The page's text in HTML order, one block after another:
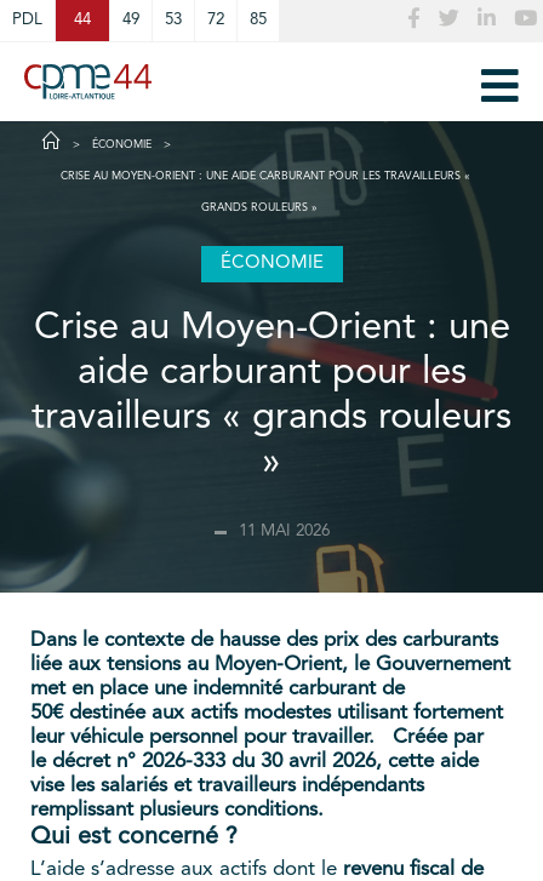
PDL 44 49 53 72 85
ÉCONOMIE
CRISE AU MOYEN-ORIENT : UNE AIDE CARBURANT POUR LES TRAVAILLEURS «
GRANDS ROULEURS »
ÉCONOMIE
Crise au Moyen-Orient : une
aide carburant pour les
travailleurs « grands rouleurs
»
11 MAI 2026
Dans le contexte de hausse des prix des carburants
liée aux tensions au Moyen-Orient, le Gouvernement
met en place une indemnité carburant de
50€destinée aux actifs modestes utilisant fortement
leur véhicule personnel pour travailler.
Créée par
le décret n° 2026-333 du 30 avril 2026, cette aide
vise les salariés et travailleurs indépendants
remplissant plusieurs conditions.
Qui est concerné ?
L’aide s’adresse aux actifs dont le revenu fiscal de
Cookies management panel